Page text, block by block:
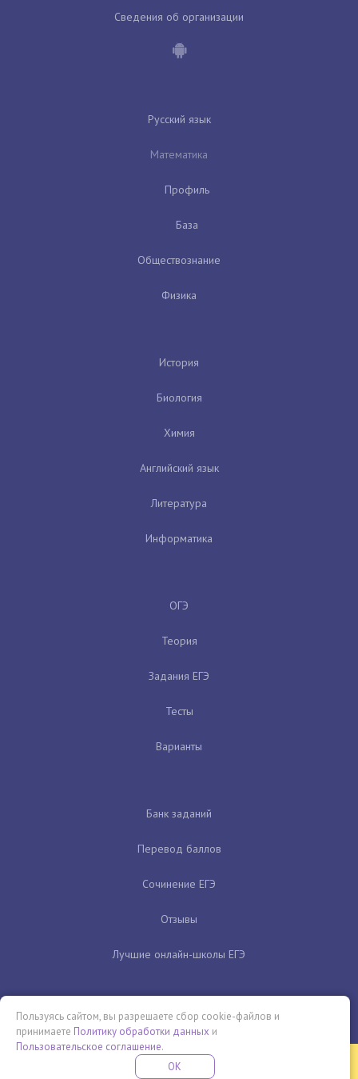
Сведения об организации
Русский язык
Математика
Профиль
База
Обществознание
Физика
История
Биология
Химия
Английский язык
Литература
Информатика
ОГЭ
Теория
Задания ЕГЭ
Тесты
Варианты
Банк заданий
Перевод баллов
Сочинение ЕГЭ
Отзывы
Лучшие онлайн-школы ЕГЭ
Бесплатная летняя школа
Пользуясь сайтом, вы разрешаете сбор cookie-файлов и
принимаете Политику обработки данных и
Пользовательское соглашение.
OK